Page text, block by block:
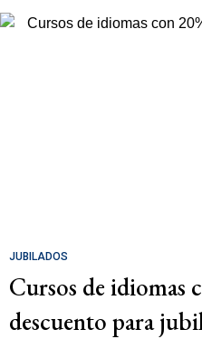
JUBILADOS
Cursos de idiomas
descuento para